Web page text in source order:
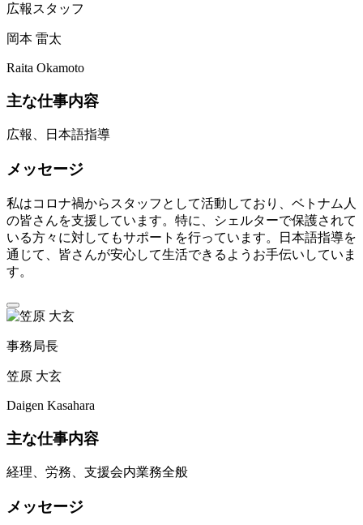
広報スタッフ
岡本 雷太
Raita Okamoto
主な仕事内容
広報、日本語指導
メッセージ
私はコロナ禍からスタッフとして活動しており、ベトナム人
の皆さんを支援しています。特に、シェルターで保護されて
いる方々に対してもサポートを行っています。日本語指導を
通じて、皆さんが安心して生活できるようお手伝いしていま
す。
事務局長
笠原 大玄
Daigen Kasahara
主な仕事内容
経理、労務、支援会内業務全般
メッセージ